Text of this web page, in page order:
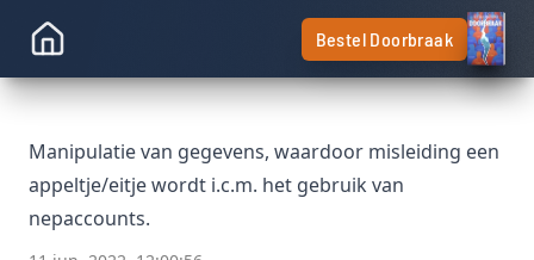
Bestel Doorbraak
Manipulatie van gegevens, waardoor misleiding een
appeltje/eitje wordt i.c.m. het gebruik van
nepaccounts.